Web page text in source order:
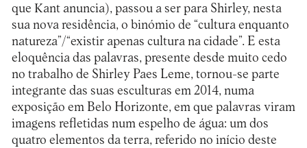
que Kant anuncia), passou a ser para Shirley, nesta
sua nova residência, o binómio de “cultura enquanto
natureza”/“existir apenas cultura na cidade”. E esta
eloquência das palavras, presente desde muito cedo
no trabalho de Shirley Paes Leme, tornou-se parte
integrante das suas esculturas em 2014, numa
exposição em Belo Horizonte, em que palavras viram
imagens refletidas num espelho de água: um dos
quatro elementos da terra, referido no início deste